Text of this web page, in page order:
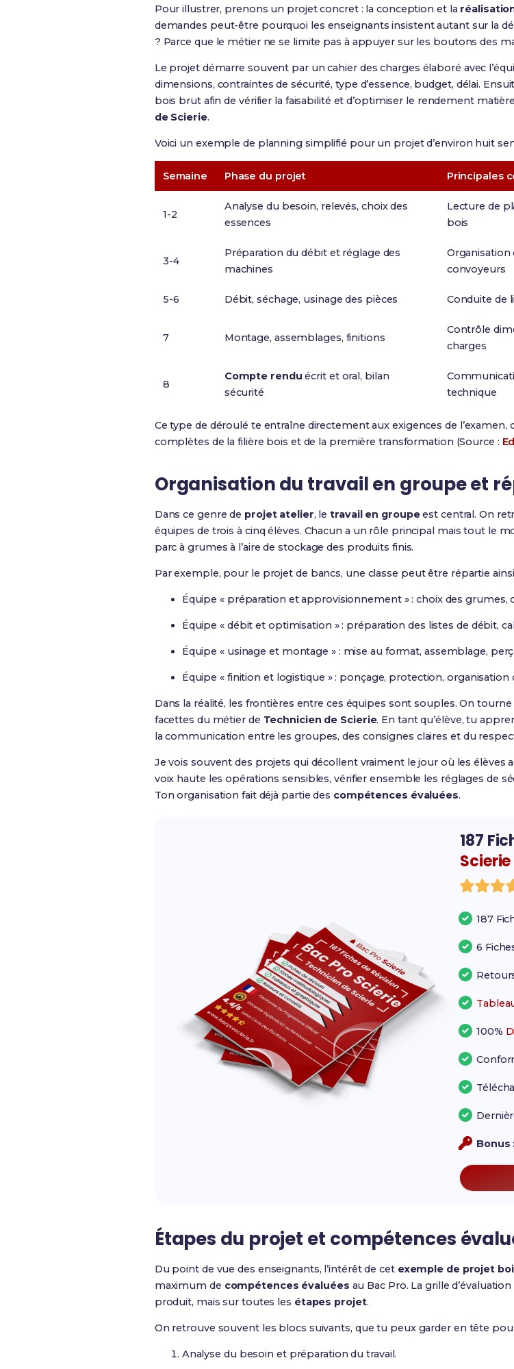
Pour illustrer, prenons un projet concret : la conception et la
demandes peut-être pourquoi les enseignants insistent autant sur la
? Parce que le métier ne se limite pas à appuyer sur les boutons des
Le projet démarre souvent par un cahier des charges élaboré avec
dimensions, contraintes de sécurité, type d’essence, budget, délai.
bois brut afin de vérifier la faisabilité et d’optimiser le rendement
de Scierie.
Voici un exemple de planning simplifié pour un projet d’environ huit
Semaine Phase du projet Principales
1-2
Analyse du besoin, relevés, choix des
essences
Lecture de
bois
3-4
Préparation du débit et réglage des
machines
Organisation
convoyeurs
5-6 Débit, séchage, usinage des pièces Conduite de
7 Montage, assemblages, finitions
Contrôle
charges
8
Compte rendu écrit et oral, bilan
sécurité
technique
Ce type de déroulé te entraîne directement aux exigences de
complètes de la filière bois et de la première transformation (Source :
Organisation du travail en groupe et
Dans ce genre de projet atelier, letravail en groupeest central. On
équipes de trois à cinq élèves. Chacun a un rôle principal mais tout le
parc à grumes à l’aire de stockage des produits finis.
Par exemple, pour le projet de bancs, une classe peut être répartie ainsi
Équipe « préparation et approvisionnement » : choix des grumes,
Équipe « débit et optimisation » : préparation des listes de débit,
Équipe « usinage et montage » : mise au format, assemblage,
Équipe « finition et logistique » : ponçage, protection, organisation
Dans la réalité, les frontières entre ces équipes sont souples. On
facettes du métier de Technicien de Scierie. En tant qu’élève, tu
la communication entre les groupes, des consignes claires et du
Je vois souvent des projets qui décollent vraiment le jour où les élèves
voix haute les opérations sensibles, vérifier ensemble les réglages de
Ton organisation fait déjà partie des compétences évaluées.
187
Scierie
187
6
100%
Bonus
Étapes du projet et compétences
Du point de vue des enseignants, l’intérêt de cet exemple de projet
maximum de compétences évaluées au Bac Pro. La grille
produit, mais sur toutes les étapes projet.
On retrouve souvent les blocs suivants, que tu peux garder en tête
Analyse du besoin et préparation du travail.